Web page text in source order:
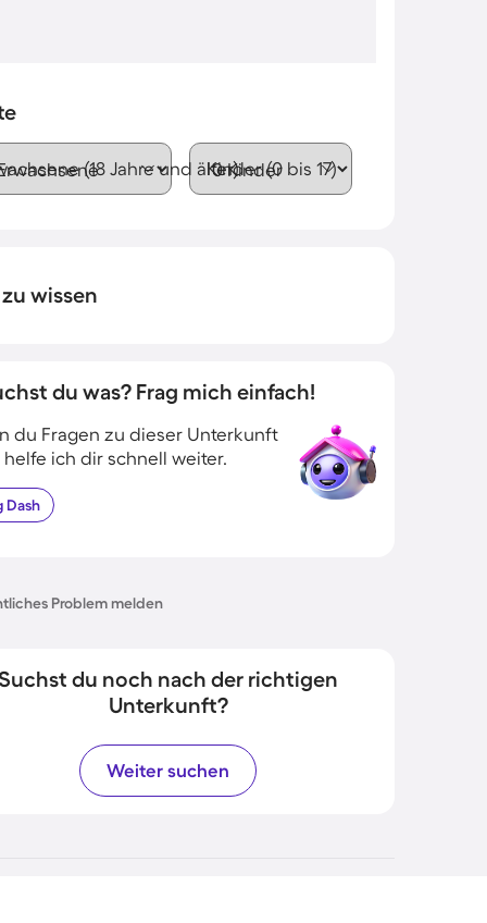
(18 Jahre und älter)Kinder (0 bis 17)
wissen
du was? Frag mich einfach!
du Fragen zu dieser Unterkunft
helfe ich dir schnell weiter.
Dash
Problem melden
du noch nach der richtigen
Unterkunft?
Weiter suchen